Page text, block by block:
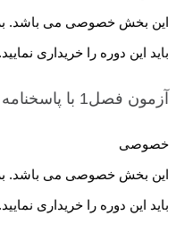
این بخش خصوصی می باشد.
باید این دوره را خریداری نمایید.
آزمون فصل1 با پاسخنامه
خصوصی
این بخش خصوصی می باشد.
باید این دوره را خریداری نمایید.